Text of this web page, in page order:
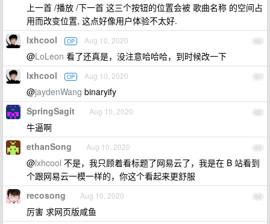
上一首 /播放 /下一首 这三个按钮的位置会被 歌曲名称 的空间占
用而改变位置, 这点好像用户体验不太好.
60
lxhcool OP Aug 10, 2020
@LoLeon 看了还真是，没注意哈哈哈，到时候改一下
61
lxhcool OP Aug 10, 2020
@jaydenWang binaryify
62
SpringSagit Aug 10, 2020
牛逼啊
63
ethanSong Aug 10, 2020
@lxhcool 不是，我只顾着看标题了网易云了，我是在 B 站看到
个跟网易云一模一样的，你这个看起来更舒服
64
recosong Aug 10, 2020
厉害 求网页版咸鱼